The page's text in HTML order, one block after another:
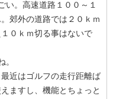
い。高速道路１００～１
郊外の道路では２０ｋｍ
０ｋｍ切る事はないで
近はゴルフの走行距離ば
ますし、機能とちょっと